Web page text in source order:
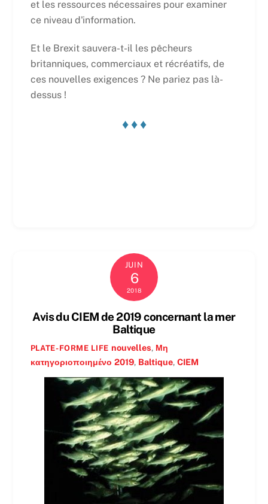
et les ressources nécessaires pour examiner
ce niveau d'information.
Et le Brexit sauvera-t-il les pêcheurs
britanniques, commerciaux et récréatifs, de
ces nouvelles exigences ? Ne pariez pas là-
dessus !
♦ ♦ ♦
JUIN
6
2018
Avis du CIEM de 2019 concernant la mer
Baltique
PLATE-FORME LIFE nouvelles, Μη
κατηγοριοποιημένο 2019, Baltique, CIEM